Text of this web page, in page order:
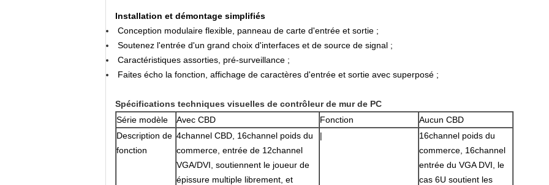
Installation et démontage simplifiés
Conception modulaire flexible, panneau de carte d'entrée et sortie ;
Soutenez l'entrée d'un grand choix d'interfaces et de source de signal ;
Caractéristiques assorties, pré-surveillance ;
Faites écho la fonction, affichage de caractères d'entrée et sortie avec superposé ;
Spécifications techniques visuelles de contrôleur de mur de PC
Série modèle
Avec CBD Fonction
Aucun CBD
Description de
fonction
4channel CBD, 16channel poids du
commerce, entrée de 12channel
VGA/DVI, soutiennent le joueur de
épissure multiple librement, et
|
16channel poids du
commerce, 16channel
entrée du VGA DVI, le
cas 6U soutient les